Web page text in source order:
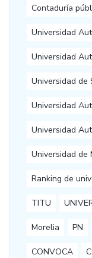
Contaduría
Universidad
Universidad
Universidad de
Universidad
Universidad
Universidad de
Ranking de
TITU
Morelia PN
CONVOCA